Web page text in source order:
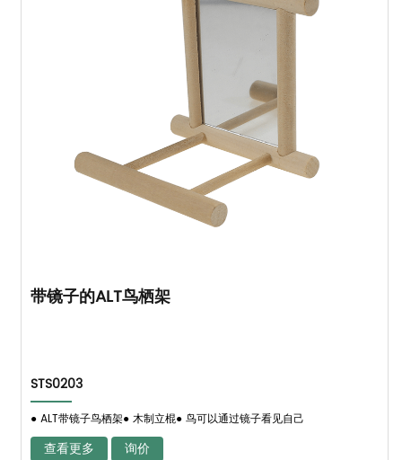
带镜子的ALT鸟栖架
STS0203
● ALT带镜子鸟栖架● 木制立棍● 鸟可以通过镜子看见自己
查看更多 询价